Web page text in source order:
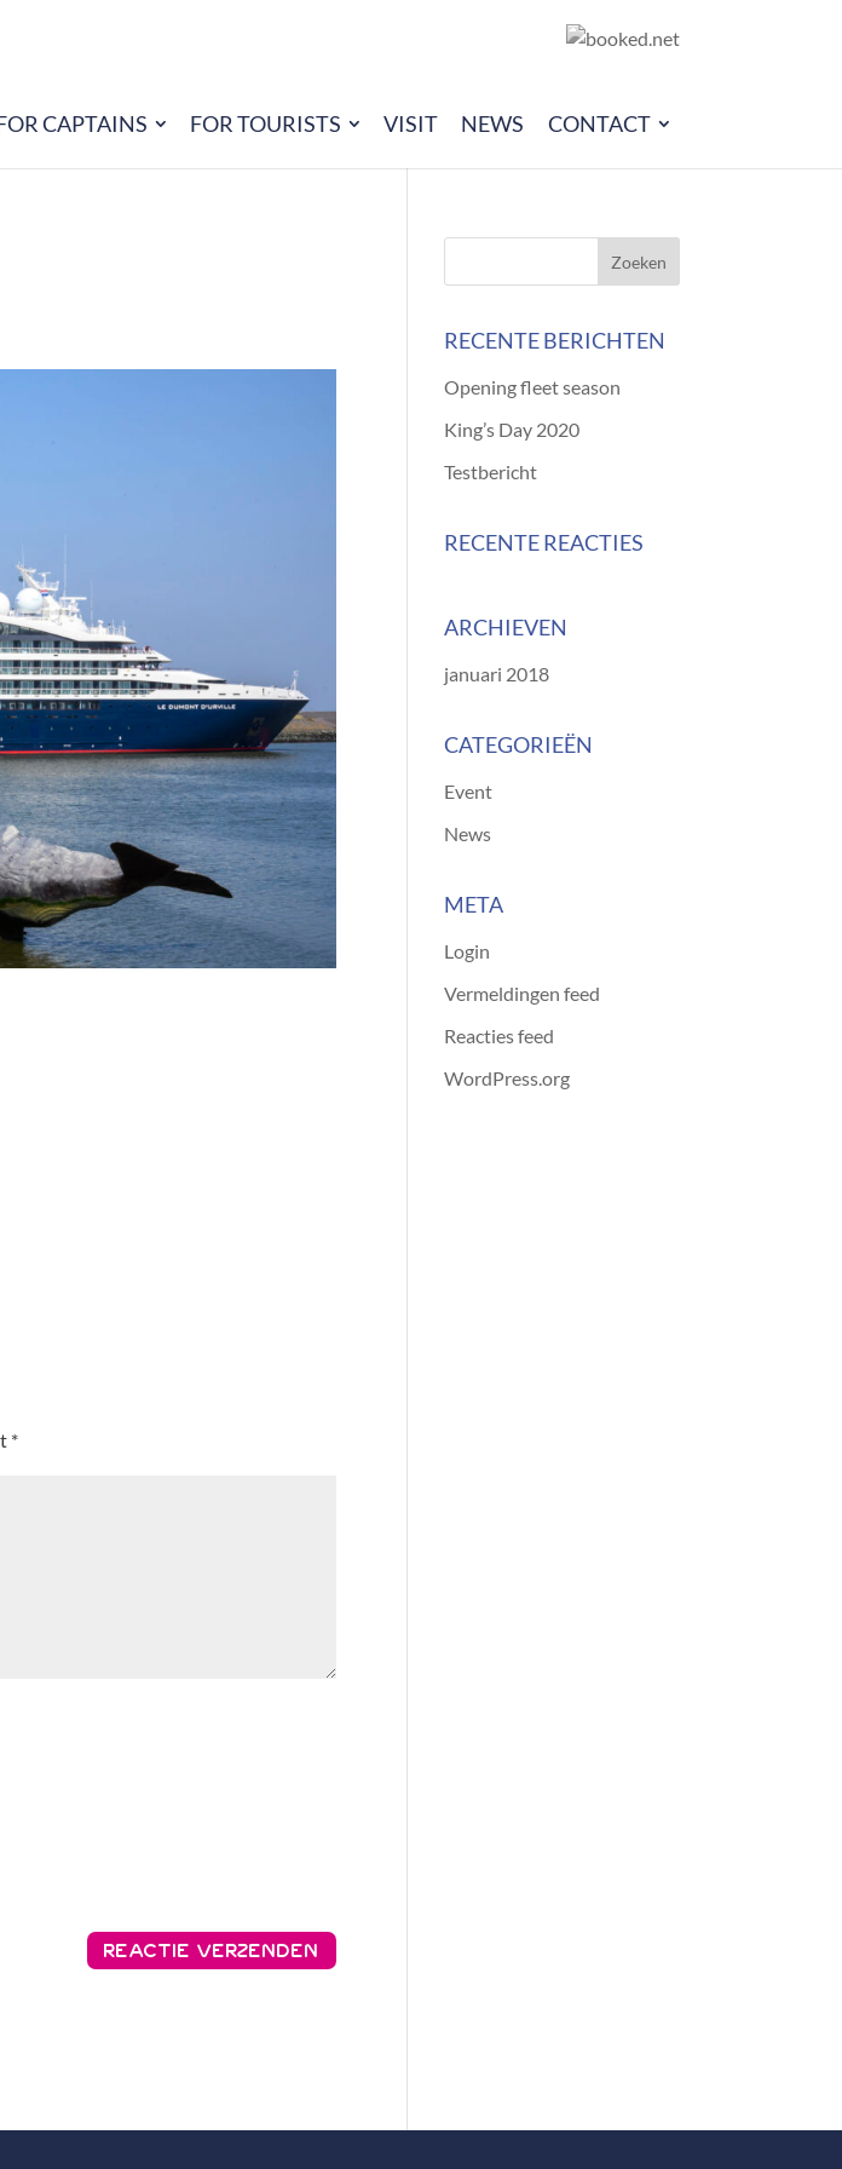
CAPTAINS FOR TOURISTS VISIT NEWS CONTACT
*
RECENTE BERICHTEN
Opening fleet season
King’s Day 2020
Testbericht
RECENTE REACTIES
ARCHIEVEN
januari 2018
CATEGORIEËN
Event
News
META
Login
Vermeldingen feed
Reacties feed
WordPress.org